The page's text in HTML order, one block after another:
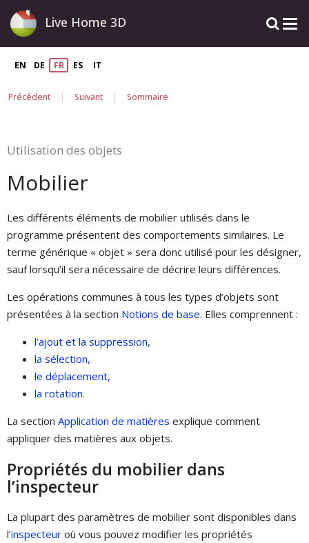
Live Home 3D
EN DE FR ES IT
Précédent | Suivant | Sommaire
Utilisation des objets
Mobilier
Les différents éléments de mobilier utilisés dans le
programme présentent des comportements similaires. Le
terme générique « objet » sera donc utilisé pour les désigner,
sauf lorsqu’il sera nécessaire de décrire leurs différences.
Les opérations communes à tous les types d’objets sont
présentées à la section Notions de base. Elles comprennent :
l’ajout et la suppression,
la sélection,
le déplacement,
la rotation.
La section Application de matières explique comment
appliquer des matières aux objets.
Propriétés du mobilier dans
l’inspecteur
La plupart des paramètres de mobilier sont disponibles dans
l’inspecteur où vous pouvez modifier les propriétés